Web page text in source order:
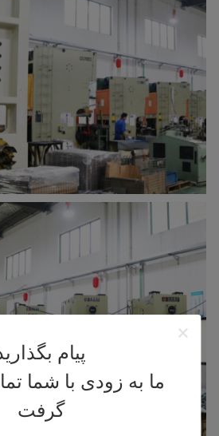
پیام
ما به زودی با شما
گرفت